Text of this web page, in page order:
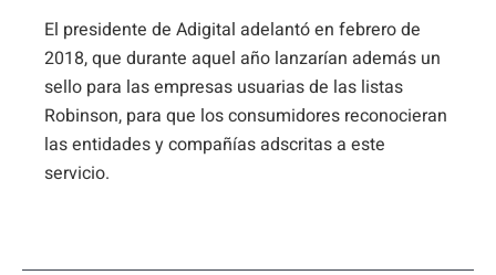
El presidente de Adigital adelantó en febrero de
2018, que durante aquel año lanzarían además un
sello para las empresas usuarias de las listas
Robinson, para que los consumidores reconocieran
las entidades y compañías adscritas a este
servicio.